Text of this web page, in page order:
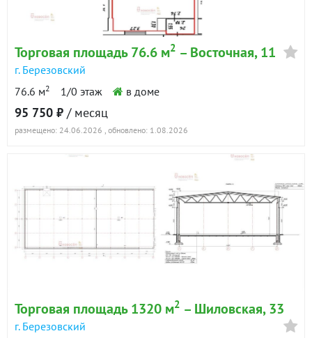
Торговая площадь 76.6 м2 – Восточная, 11
г. Березовский
76.6 м2 1/0 этаж в доме
95 750 ₽ / месяц
размещено: 24.06.2026 , обновлено: 1.08.2026
Торговая площадь 1320 м2 – Шиловская, 33
г. Березовский